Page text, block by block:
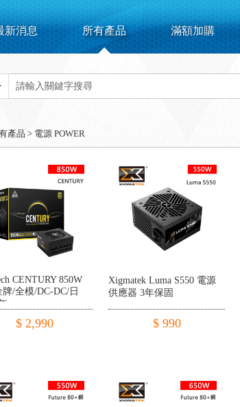
新消息 所有產品 滿額加購
產品 > 電源 POWER
CENTURY 850W
牌/全模/DC-DC/日
$ 2,990
Xigmatek Luma S550 電源
供應器 3年保固
$ 990